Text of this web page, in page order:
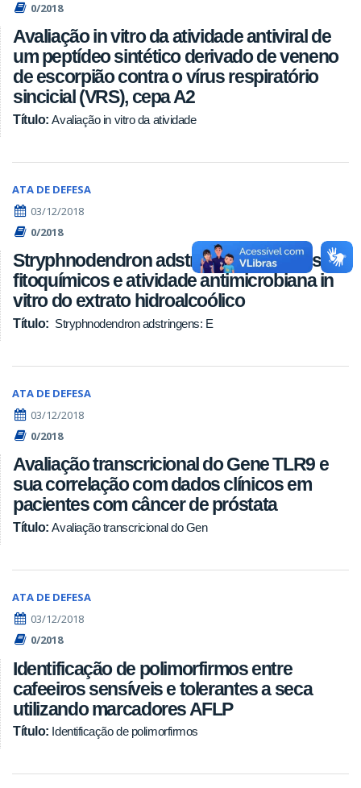
0/2018
Avaliação in vitro da atividade antiviral de
um peptídeo sintético derivado de veneno
de escorpião contra o vírus respiratório
sincicial (VRS), cepa A2
Título: Avaliação in vitro da atividade
ATA DE DEFESA
03/12/2018
0/2018
Stryphnodendron adstringens: Ensaios
fitoquímicos e atividade antimicrobiana in
vitro do extrato hidroalcoólico
Título: Stryphnodendron adstringens: E
ATA DE DEFESA
03/12/2018
0/2018
Avaliação transcricional do Gene TLR9 e
sua correlação com dados clínicos em
pacientes com câncer de próstata
Título: Avaliação transcricional do Gen
ATA DE DEFESA
03/12/2018
0/2018
Identificação de polimorfirmos entre
cafeeiros sensíveis e tolerantes a seca
utilizando marcadores AFLP
Título: Identificação de polimorfirmos